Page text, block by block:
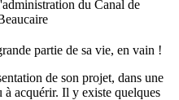
partie de sa vie, en vain !
de son projet, dans une
acquérir. Il y existe quelques